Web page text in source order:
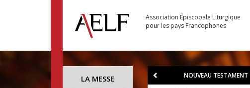
Association Épiscopale Liturgique
pour les pays Francophones
LA MESSE NOUVEAU TESTAMENT